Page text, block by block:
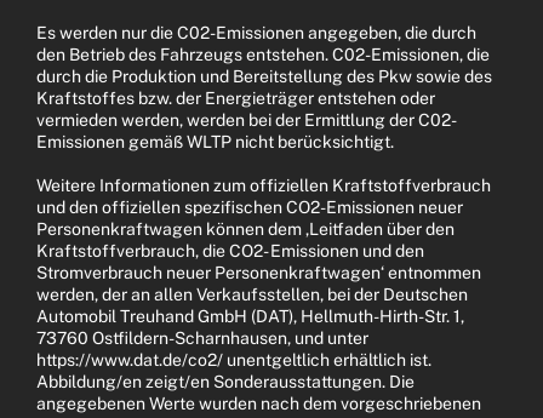
Es werden nur die C02-Emissionen angegeben, die durch
den Betrieb des Fahrzeugs entstehen. C02-Emissionen, die
durch die Produktion und Bereitstellung des Pkw sowie des
Kraftstoffes bzw. der Energieträger entstehen oder
vermieden werden, werden bei der Ermittlung der C02-
Emissionen gemäß WLTP nicht berücksichtigt.
Weitere Informationen zum offiziellen Kraftstoffverbrauch
und den offiziellen spezifischen CO2-Emissionen neuer
Personenkraftwagen können dem ‚Leitfaden über den
Kraftstoffverbrauch, die CO2- Emissionen und den
Stromverbrauch neuer Personenkraftwagen‘ entnommen
werden, der an allen Verkaufsstellen, bei der Deutschen
Automobil Treuhand GmbH (DAT), Hellmuth-Hirth-Str. 1,
73760 Ostfildern-Scharnhausen, und unter
https://www.dat.de/co2/ unentgeltlich erhältlich ist.
Abbildung/en zeigt/en Sonderausstattungen. Die
angegebenen Werte wurden nach dem vorgeschriebenen